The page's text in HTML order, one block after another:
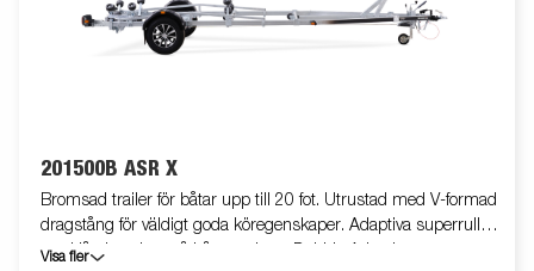
201500B ASR X
Bromsad trailer för båtar upp till 20 fot. Utrustad med V-formad
dragstång för väldigt goda köregenskaper. Adaptiva superrullar
med låg inverkan på båtens skrov. Dubbla Adaptiva vaggor som
Visa fler